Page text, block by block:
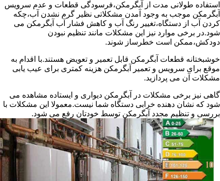
استفاده طولانی مدت از آبگرمکن،فرسودگی قطعات و عدم سرویس
آبگرمکن موجب به وجود آمدن مشکلاتی نظیر گرم نشدن آب،چکه
کردن آب از دستگاه،تغییر رنگ آب و کاهش فشار آب آبگرمکن می
شود.در برخی موارد نیز این مشکلات مانند تنظیم نبودن
دودکش،ممکن است خطرساز شوند.
خوشبختانه قطعات آبگرمکن قابل تعمیر و تعویض هستند.با اقدام به
موقع برای سرویس و تعمیر آبگرمکن هزینه کمتری برای عیب یابی
مشکلات آن می پردازید.
گاهی نیز برخی مشکلات در آبگرمکن دیواری و ایستاده مشاهده می
شود که نشان دهنده خرابی دستگاه شما نیست.معمولا این مشکلات با
بررسی و تنظیم مجدد آبگرمکن توسط خودتان رفع می شود.